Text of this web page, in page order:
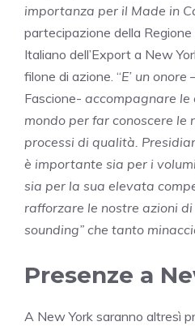
importanza per il Made in
partecipazione della Regione
Italiano dell’Export a New
filone di azione. “E’ un onore
Fascione- accompagnare le
mondo per far conoscere le
processi di qualità.
è importante sia per i
sia per la sua elevata
rafforzare le nostre azioni
sounding” che tanto
Presenze a
A New York saranno altresì